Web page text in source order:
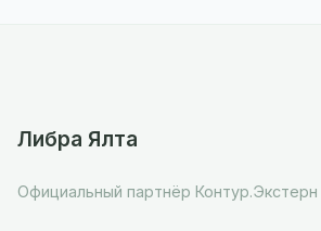
Либра Ялта
Официальный партнёр Контур.Экстерн